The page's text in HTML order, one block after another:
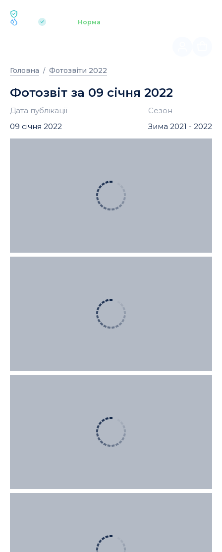
| Норма
Головна Фотозвіти 2022
Фотозвіт за 09 січня 2022
Дата публікації
09 січня 2022
Сезон
Зима 2021 - 2022